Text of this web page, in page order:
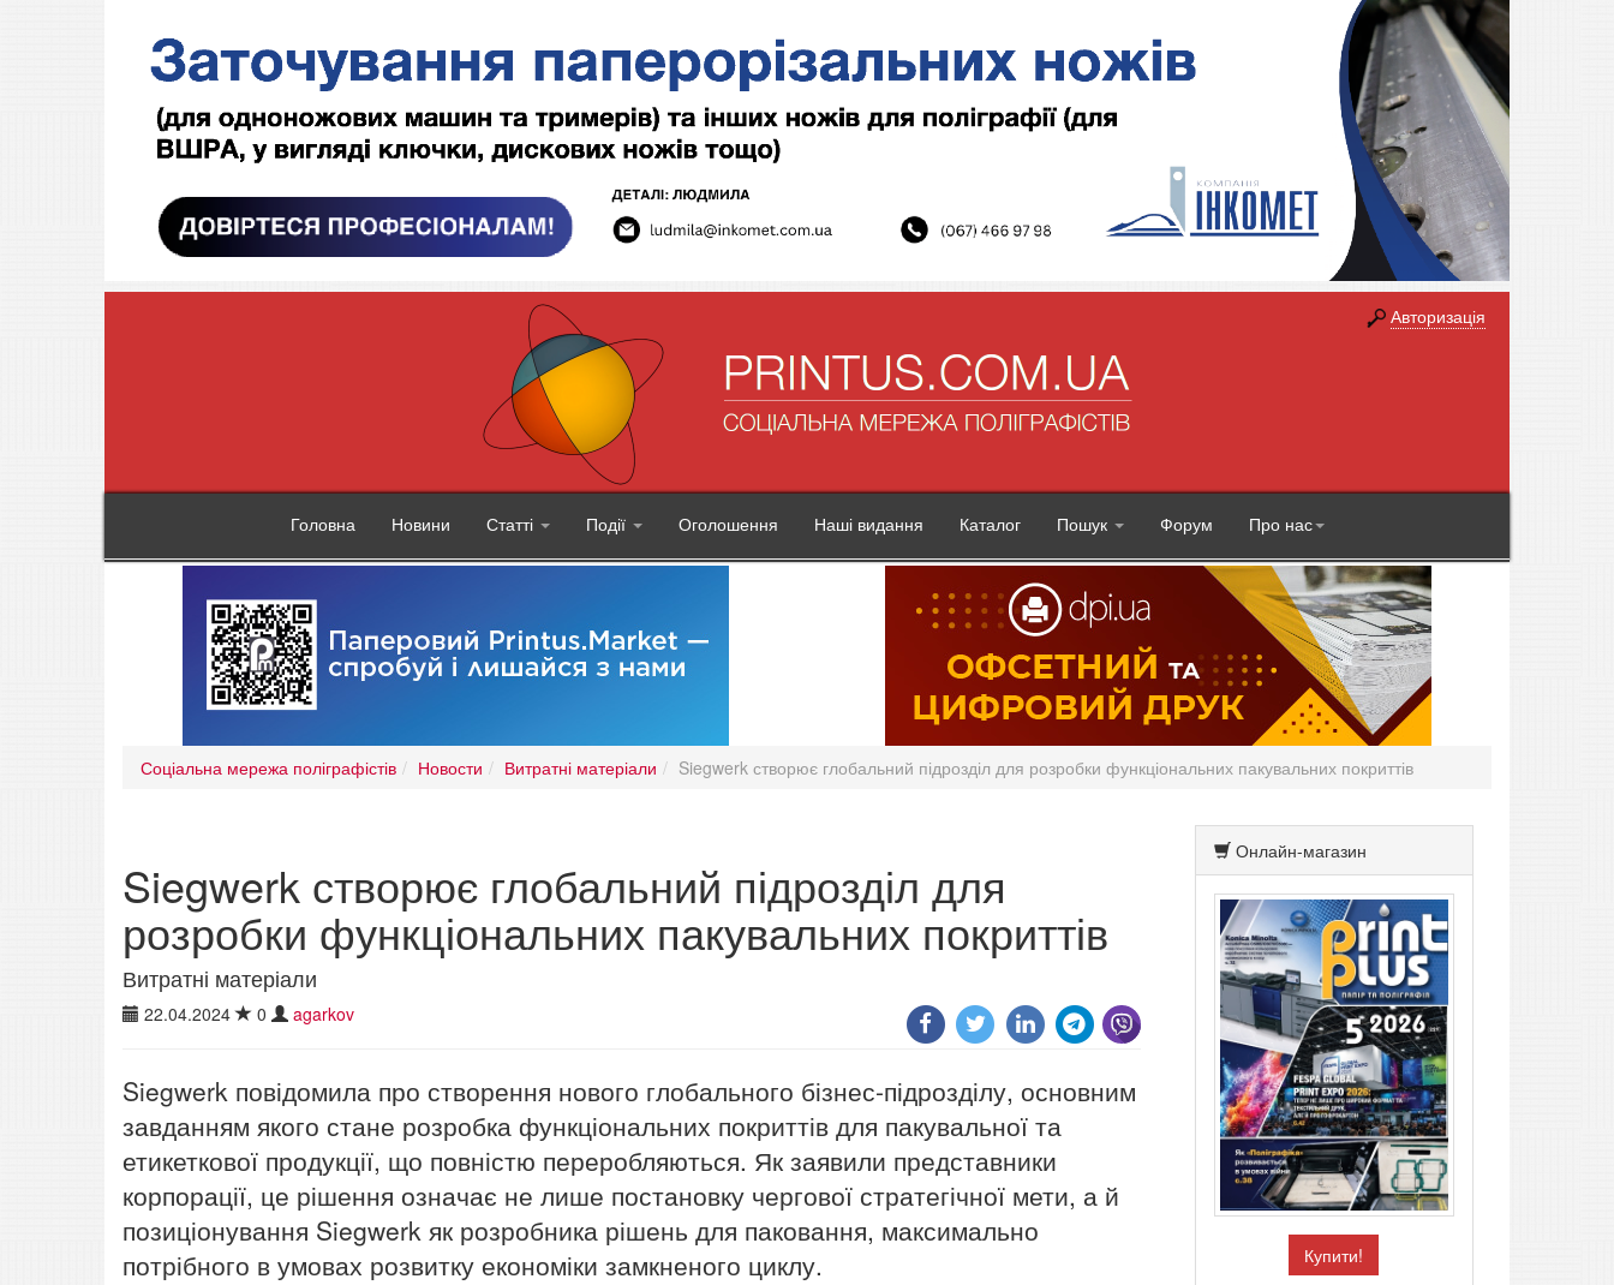
Авторизація
Головна Новини Статті Події Оголошення Наші видання Каталог Пошук Форум Про нас
Соціальна мережа поліграфістів Новости Витратні матеріали Siegwerk створює глобальний підрозділ для розробки функціональних пакувальних покриттів
Siegwerk створює глобальний підрозділ для
розробки функціональних пакувальних покриттів
Витратні матеріали
22.04.2024 0 agarkov
Siegwerk повідомила про створення нового глобального бізнес-підрозділу, основним
завданням якого стане розробка функціональних покриттів для пакувальної та
етикеткової продукції, що повністю переробляються. Як заявили представники
корпорації, це рішення означає не лише постановку чергової стратегічної мети, а й
позиціонування Siegwerk як розробника рішень для паковання, максимально
потрібного в умовах розвитку економіки замкненого циклу.
Онлайн-магазин
Купити!